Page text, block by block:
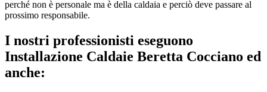
perché non è personale ma è della caldaia e perciò deve passare al
prossimo responsabile.
I nostri professionisti eseguono
Installazione Caldaie Beretta Cocciano ed
anche: